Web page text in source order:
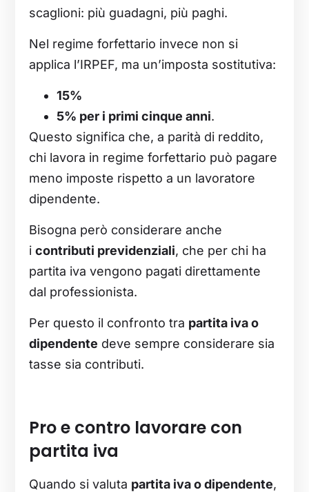
scaglioni: più guadagni, più paghi.
Nel regime forfettario invece non si
applica l’IRPEF, ma un’imposta sostitutiva:
15%
5% per i primi cinque anni.
Questo significa che, a parità di reddito,
chi lavora in regime forfettario può pagare
meno imposte rispetto a un lavoratore
dipendente.
Bisogna però considerare anche
icontributi previdenziali, che per chi ha
partita iva vengono pagati direttamente
dal professionista.
Per questo il confronto tra partita iva o
dipendente deve sempre considerare sia
tasse sia contributi.
Pro e contro lavorare con
partita iva
Quando si valuta partita iva o dipendente,